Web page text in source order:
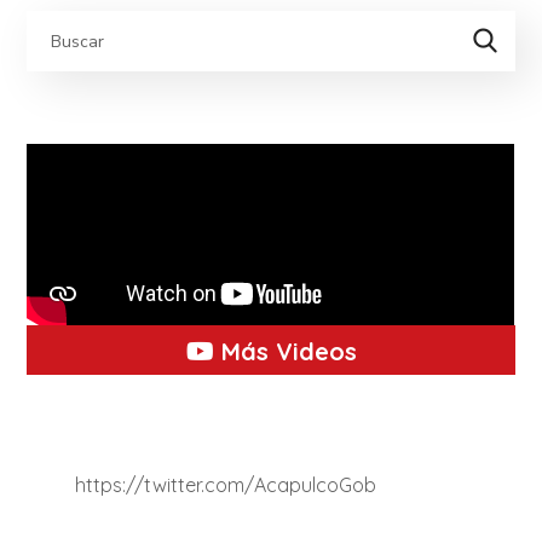
Más Videos
https://twitter.com/AcapulcoGob